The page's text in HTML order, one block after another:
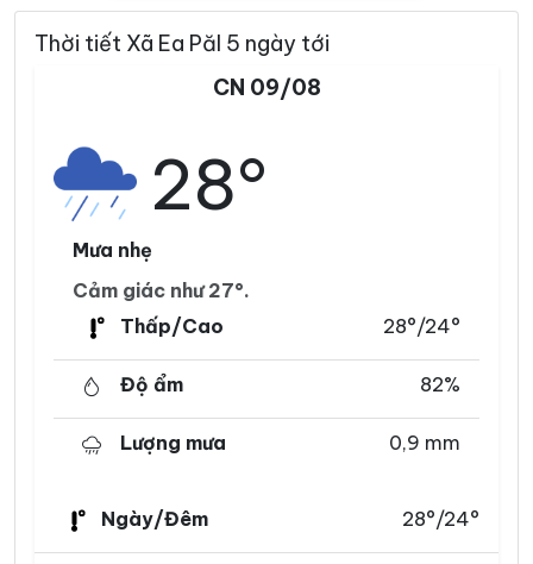
Thời tiết Xã Ea Păl 5 ngày tới
CN 09/08
28°
Mưa nhẹ
Cảm giác như 27°.
Thấp/Cao
28°/24°
Độ ẩm 82%
Lượng mưa 0,9 mm
Ngày/Đêm 28°/24°